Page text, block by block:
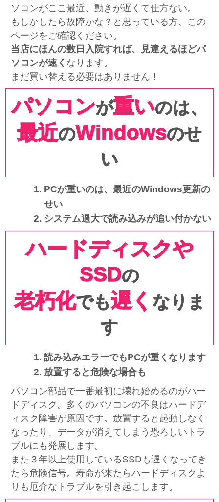
ソコンがここ最近、動きが遅くて仕方ない。
もしかしたら故障かな？と思っている方、この
ページをご確認ください。
当店にほんの数日入院すれば、見違えるほどパ
ソコンが速く なります。
まだ買い替える必要はありません！
パソコンが重いのは、
最近のWindowsのせ
い
PCが重いのは、最近のWindows更新の
せい
システム過大で読み込みが追い付かない
ハードディスクや
SSDの
老朽化でも遅く なりま
す
読み込みエラーでもPCが重くなります
放置すると危険な場合も
パソコン部品で一番最初に壊れ始めるのがハー
ドディスク。多くのパソコンの不良はハードデ
ィスク障害が原因です。放置すると起動しなく
なったり、データが消えてしまう恐ろしいトラ
ブルにも発展します。
また３年以上使用しているSSDも遅くなってき
たら危険信号。寿命が来たらハードディスクよ
りも厄介なトラブルを引き起こします。